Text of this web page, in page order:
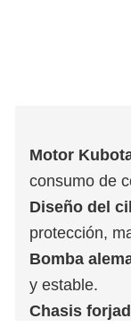
Motor
consumo de
Diseño del
protección,
Bomba
y estable.
Chasis